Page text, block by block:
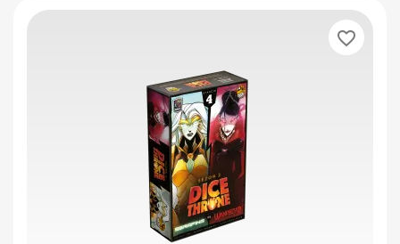
favorite_border